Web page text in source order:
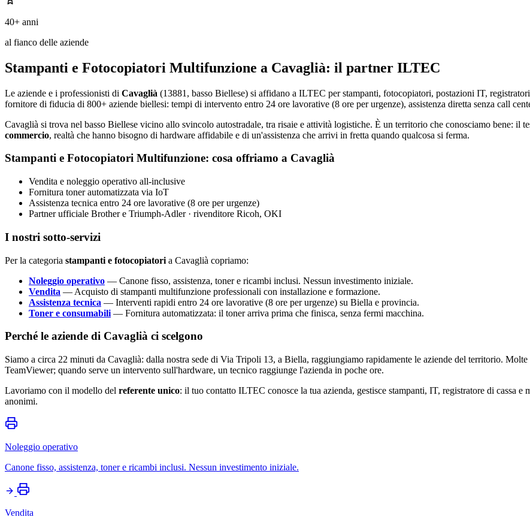
40+ anni
al fianco delle aziende
Stampanti e Fotocopiatori Multifunzione a Cavaglià: il partner ILTEC
Le aziende e i professionisti di Cavaglià (13881, basso Biellese) si affidano a ILTEC per stampanti, fotocopiatori, postazioni IT,
fornitore di fiducia di 800+ aziende biellesi: tempi di intervento entro 24 ore lavorative (8 ore per urgenze), assistenza diretta senza call
Cavaglià si trova nel basso Biellese vicino allo svincolo autostradale, tra risaie e attività logistiche. È un territorio che conosciamo bene: il
commercio, realtà che hanno bisogno di hardware affidabile e di un'assistenza che arrivi in fretta quando qualcosa si ferma.
Stampanti e Fotocopiatori Multifunzione: cosa offriamo a Cavaglià
Vendita e noleggio operativo all-inclusive
Fornitura toner automatizzata via IoT
Assistenza tecnica entro 24 ore lavorative (8 ore per urgenze)
Partner ufficiale Brother e Triumph-Adler · rivenditore Ricoh, OKI
I nostri sotto-servizi
Per la categoria stampanti e fotocopiatori a Cavaglià copriamo:
Noleggio operativo — Canone fisso, assistenza, toner e ricambi inclusi. Nessun investimento iniziale.
Vendita — Acquisto di stampanti multifunzione professionali con installazione e formazione.
Assistenza tecnica — Interventi rapidi entro 24 ore lavorative (8 ore per urgenze) su Biella e provincia.
Toner e consumabili — Fornitura automatizzata: il toner arriva prima che finisca, senza fermi macchina.
Perché le aziende di Cavaglià ci scelgono
Siamo a circa 22 minuti da Cavaglià: dalla nostra sede di Via Tripoli 13, a Biella, raggiungiamo rapidamente le aziende del territorio.
TeamViewer; quando serve un intervento sull'hardware, un tecnico raggiunge l'azienda in poche ore.
Lavoriamo con il modello del referente unico: il tuo contatto ILTEC conosce la tua azienda, gestisce stampanti, IT, registratore di cassa
anonimi.
Noleggio operativo
Canone fisso, assistenza, toner e ricambi inclusi. Nessun investimento iniziale.
Vendita